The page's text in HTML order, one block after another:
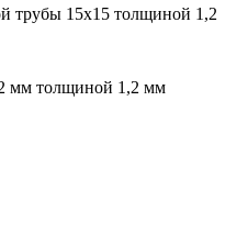
трубы 15х15 толщиной 1,2
мм толщиной 1,2 мм